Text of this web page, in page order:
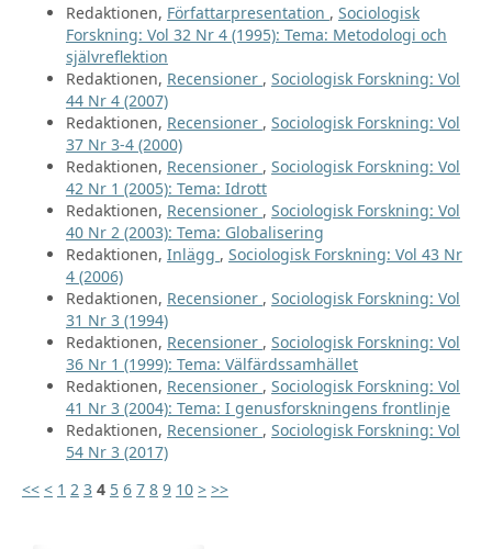
Redaktionen, Författarpresentation , Sociologisk
Forskning: Vol 32 Nr 4 (1995): Tema: Metodologi och
självreflektion
Redaktionen, Recensioner , Sociologisk Forskning: Vol
44 Nr 4 (2007)
Redaktionen, Recensioner , Sociologisk Forskning: Vol
37 Nr 3-4 (2000)
Redaktionen, Recensioner , Sociologisk Forskning: Vol
42 Nr 1 (2005): Tema: Idrott
Redaktionen, Recensioner , Sociologisk Forskning: Vol
40 Nr 2 (2003): Tema: Globalisering
Redaktionen, Inlägg , Sociologisk Forskning: Vol 43 Nr
4 (2006)
Redaktionen, Recensioner , Sociologisk Forskning: Vol
31 Nr 3 (1994)
Redaktionen, Recensioner , Sociologisk Forskning: Vol
36 Nr 1 (1999): Tema: Välfärdssamhället
Redaktionen, Recensioner , Sociologisk Forskning: Vol
41 Nr 3 (2004): Tema: I genusforskningens frontlinje
Redaktionen, Recensioner , Sociologisk Forskning: Vol
54 Nr 3 (2017)
<< < 1 2 3 4 5 6 7 8 9 10 > >>